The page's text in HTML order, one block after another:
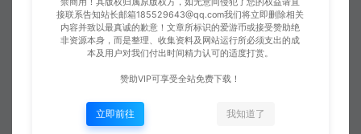
接联系告知站长邮箱185529643@qq.com我们将立即删除相关
内容并致以最真诚的歉意！文章所标识的爱游币或接受赞助绝
非资源本身，而是整理、收集资料及网站运行所必须支出的成
本及用户对我们付出时间精力认可的适度打赏。
赞助VIP可享受全站免费下载！
立即前往 我知道了